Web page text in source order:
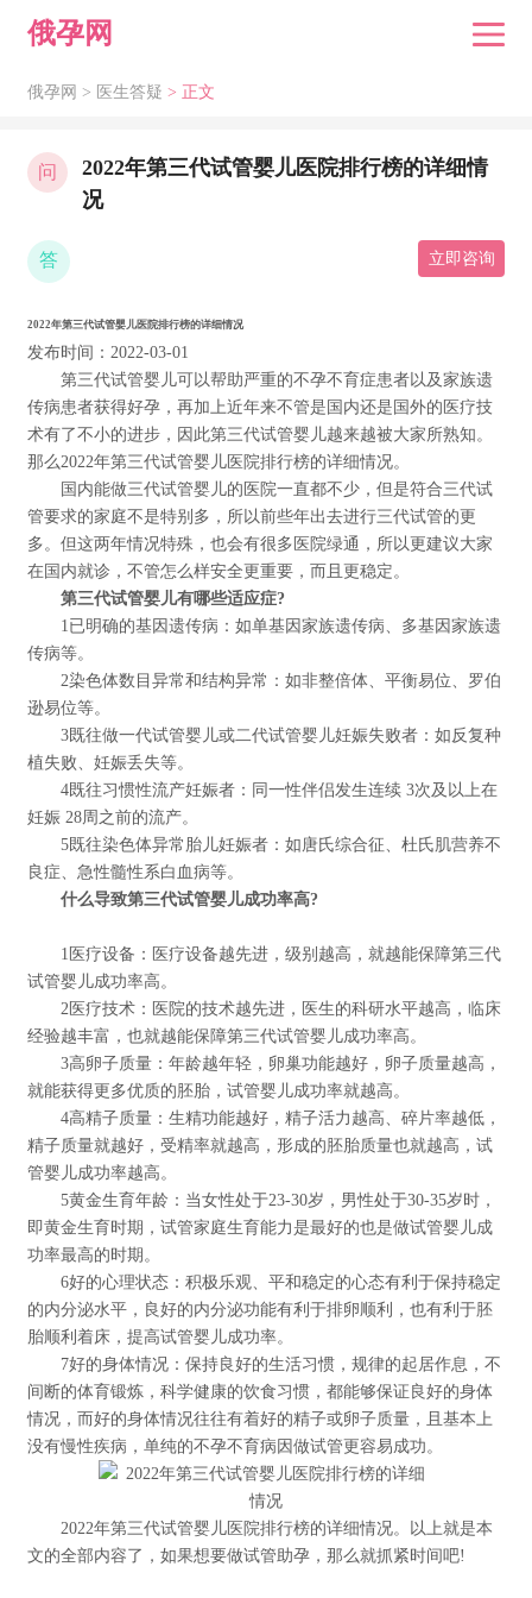
俄孕网
俄孕网 > 医生答疑 > 正文
问
2022年第三代试管婴儿医院排行榜的详细情
况
答 立即咨询
2022年第三代试管婴儿医院排行榜的详细情况
发布时间：2022-03-01
第三代试管婴儿可以帮助严重的不孕不育症患者以及家族遗
传病患者获得好孕，再加上近年来不管是国内还是国外的医疗技
术有了不小的进步，因此第三代试管婴儿越来越被大家所熟知。
那么2022年第三代试管婴儿医院排行榜的详细情况。
国内能做三代试管婴儿的医院一直都不少，但是符合三代试
管要求的家庭不是特别多，所以前些年出去进行三代试管的更
多。但这两年情况特殊，也会有很多医院绿通，所以更建议大家
在国内就诊，不管怎么样安全更重要，而且更稳定。
第三代试管婴儿有哪些适应症?
1已明确的基因遗传病：如单基因家族遗传病、多基因家族遗
传病等。
2染色体数目异常和结构异常：如非整倍体、平衡易位、罗伯
逊易位等。
3既往做一代试管婴儿或二代试管婴儿妊娠失败者：如反复种
植失败、妊娠丢失等。
4既往习惯性流产妊娠者：同一性伴侣发生连续 3次及以上在
妊娠 28周之前的流产。
5既往染色体异常胎儿妊娠者：如唐氏综合征、杜氏肌营养不
良症、急性髓性系白血病等。
什么导致第三代试管婴儿成功率高?
1医疗设备：医疗设备越先进，级别越高，就越能保障第三代
试管婴儿成功率高。
2医疗技术：医院的技术越先进，医生的科研水平越高，临床
经验越丰富，也就越能保障第三代试管婴儿成功率高。
3高卵子质量：年龄越年轻，卵巢功能越好，卵子质量越高，
就能获得更多优质的胚胎，试管婴儿成功率就越高。
4高精子质量：生精功能越好，精子活力越高、碎片率越低，
精子质量就越好，受精率就越高，形成的胚胎质量也就越高，试
管婴儿成功率越高。
5黄金生育年龄：当女性处于23-30岁，男性处于30-35岁时，
即黄金生育时期，试管家庭生育能力是最好的也是做试管婴儿成
功率最高的时期。
6好的心理状态：积极乐观、平和稳定的心态有利于保持稳定
的内分泌水平，良好的内分泌功能有利于排卵顺利，也有利于胚
胎顺利着床，提高试管婴儿成功率。
7好的身体情况：保持良好的生活习惯，规律的起居作息，不
间断的体育锻炼，科学健康的饮食习惯，都能够保证良好的身体
情况，而好的身体情况往往有着好的精子或卵子质量，且基本上
没有慢性疾病，单纯的不孕不育病因做试管更容易成功。
2022年第三代试管婴儿医院排行榜的详细情况。以上就是本
文的全部内容了，如果想要做试管助孕，那么就抓紧时间吧!